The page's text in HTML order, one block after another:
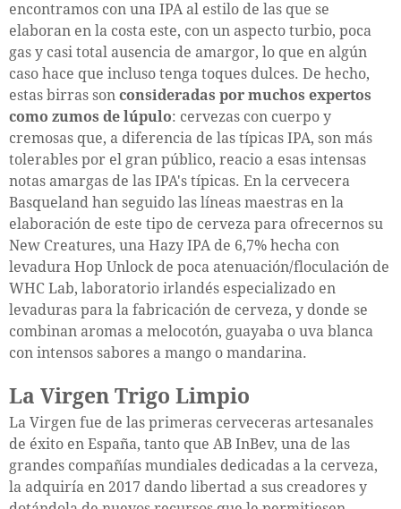
encontramos con una IPA al estilo de las que se
elaboran en la costa este, con un aspecto turbio, poca
gas y casi total ausencia de amargor, lo que en algún
caso hace que incluso tenga toques dulces. De hecho,
estas birras son consideradas por muchos expertos
como zumos de lúpulo: cervezas con cuerpo y
cremosas que, a diferencia de las típicas IPA, son más
tolerables por el gran público, reacio a esas intensas
notas amargas de las IPA's típicas. En la cervecera
Basqueland han seguido las líneas maestras en la
elaboración de este tipo de cerveza para ofrecernos su
New Creatures, una Hazy IPA de 6,7% hecha con
levadura Hop Unlock de poca atenuación/floculación de
WHC Lab, laboratorio irlandés especializado en
levaduras para la fabricación de cerveza, y donde se
combinan aromas a melocotón, guayaba o uva blanca
con intensos sabores a mango o mandarina.
La Virgen Trigo Limpio
La Virgen fue de las primeras cerveceras artesanales
de éxito en España, tanto que AB InBev, una de las
grandes compañías mundiales dedicadas a la cerveza,
la adquiría en 2017 dando libertad a sus creadores y